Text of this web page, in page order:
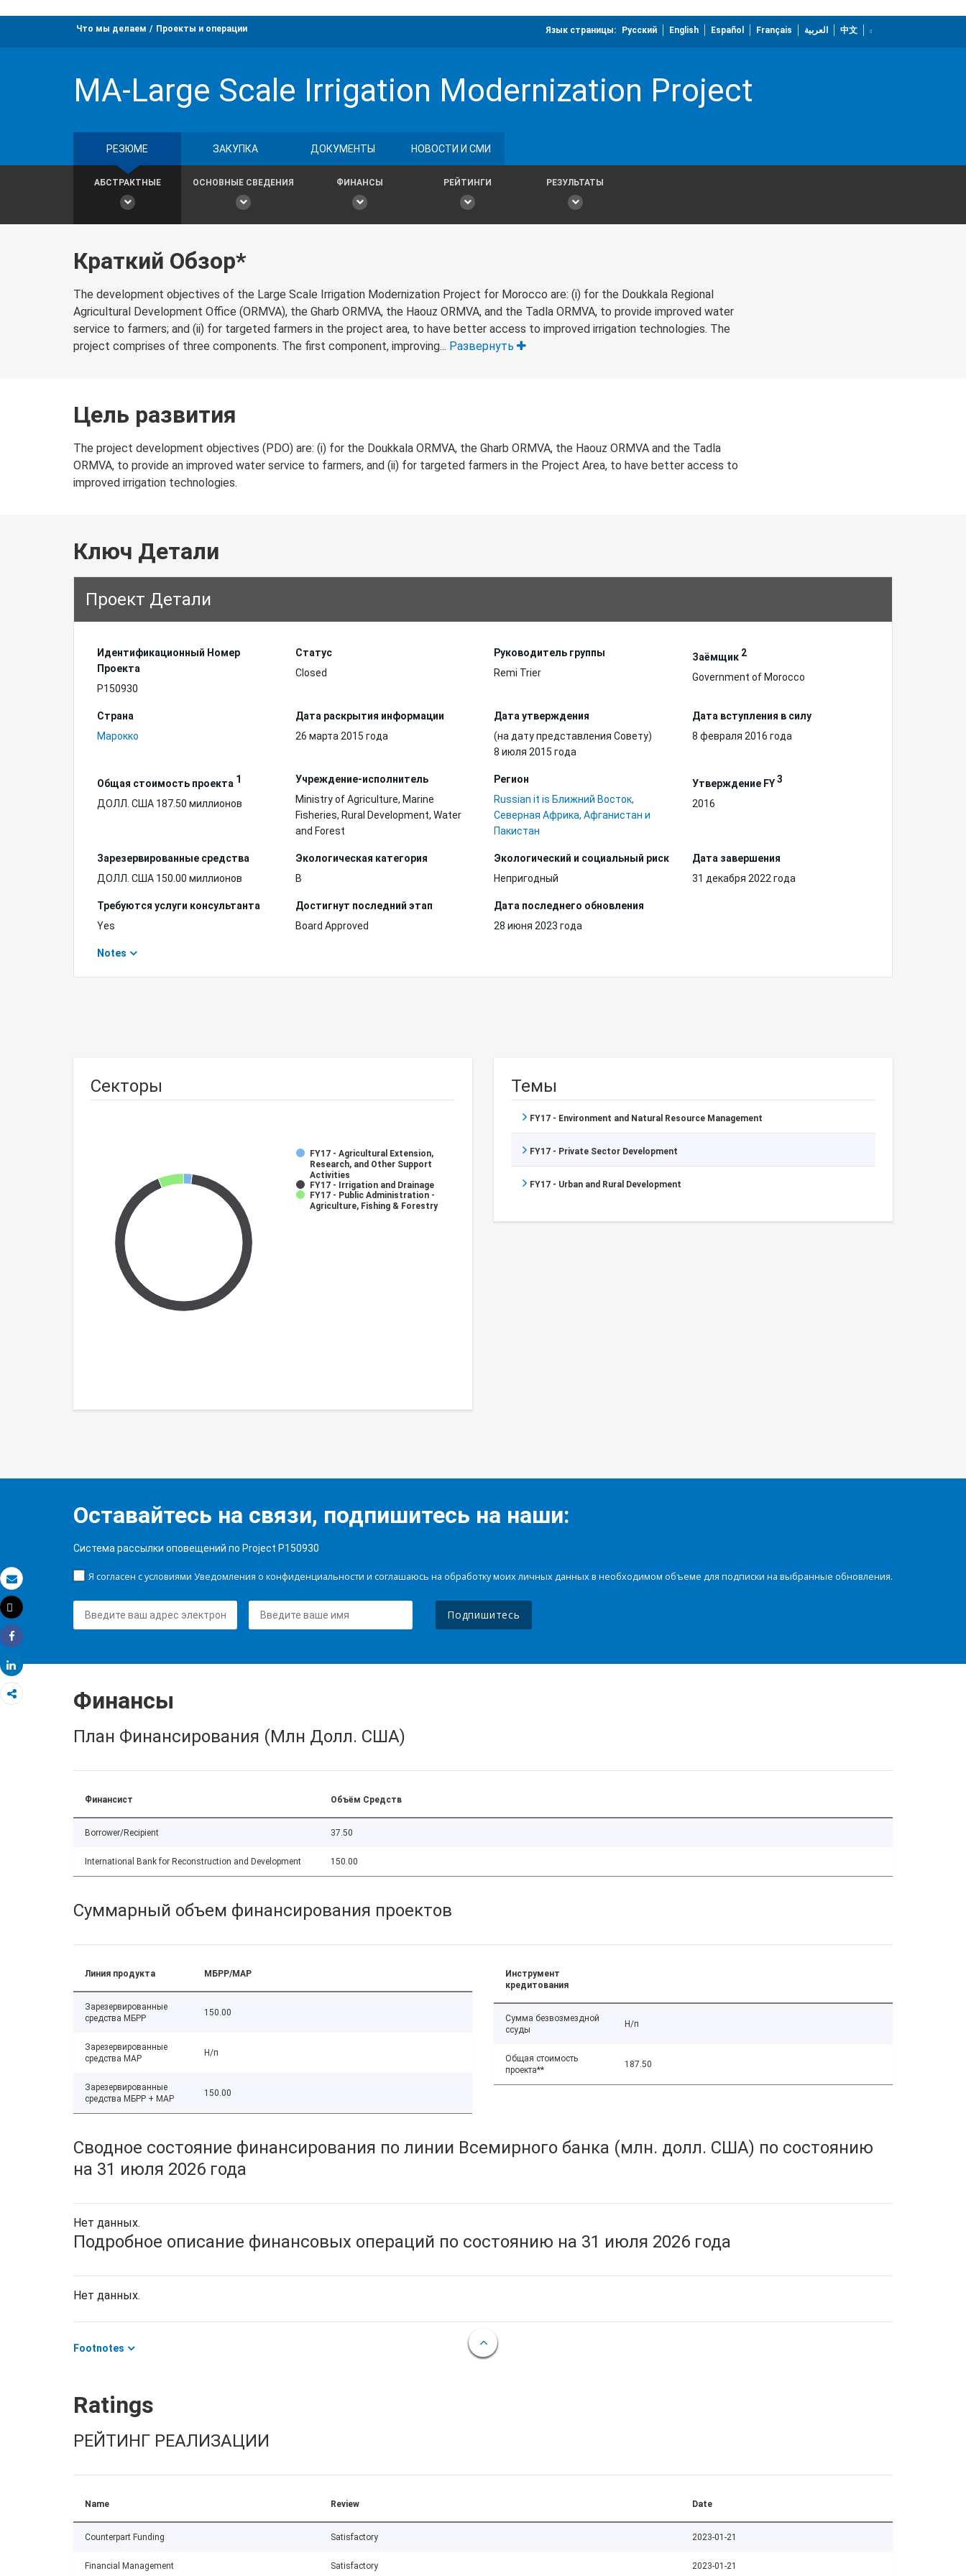
Электронная почта
Распечатать
Tweet
Share
Share
Что мы делаем Проекты и операции Язык страницы: Русский English Español Français العربية 中文
MA-Large Scale Irrigation Modernization Project
РЕЗЮМЕ ЗАКУПКА ДОКУМЕНТЫ НОВОСТИ И СМИ
АБСТРАКТНЫЕ ОСНОВНЫЕ СВЕДЕНИЯ ФИНАНСЫ РЕЙТИНГИ РЕЗУЛЬТАТЫ
Краткий Обзор*
The development objectives of the Large Scale Irrigation Modernization Project for Morocco are: (i) for the Doukkala Regional
Agricultural Development Office (ORMVA), the Gharb ORMVA, the Haouz ORMVA, and the Tadla ORMVA, to provide improved water
service to farmers; and (ii) for targeted farmers in the project area, to have better access to improved irrigation technologies. The
project comprises of three components. The first component, improving... Развернуть
Цель развития
The project development objectives (PDO) are: (i) for the Doukkala ORMVA, the Gharb ORMVA, the Haouz ORMVA and the Tadla
ORMVA, to provide an improved water service to farmers, and (ii) for targeted farmers in the Project Area, to have better access to
improved irrigation technologies.
Ключ Детали
Проект Детали
Идентификационный Hомер
Проекта
P150930
Статус
Closed
Руководитель группы
Remi Trier
Заёмщик 2
Government of Morocco
Страна
Марокко
Дата раскрытия информации
26 марта 2015 года
Дата утверждения
(на дату представления Совету)
8 июля 2015 года
Дата вступления в силу
8 февраля 2016 года
Общая стоимость проекта 1
ДОЛЛ. США 187.50 миллионов
Учреждение-исполнитель
Ministry of Agriculture, Marine
Fisheries, Rural Development, Water
and Forest
Регион
Russian it is Ближний Восток,
Северная Африка, Афганистан и
Пакистан
Утверждение FY3
2016
Зарезервированные средства
ДОЛЛ. США 150.00 миллионов
Экологическая категория
B
Экологический и социальный риск
Непригодный
Дата завершения
31 декабря 2022 года
Требуются услуги консультанта
Yes
Достигнут последний этап
Board Approved
Дата последнего обновления
28 июня 2023 года
Notes
Секторы
FY17 - Agricultural Extension,
Research, and Other Support
Activities
FY17 - Irrigation and Drainage
FY17 - Public Administration -
Agriculture, Fishing & Forestry
Темы
FY17 - Environment and Natural Resource Management
FY17 - Private Sector Development
FY17 - Urban and Rural Development
Оставайтесь на связи, подпишитесь на наши:
Система рассылки оповещений по Project P150930
Я согласен с условиями Уведомления о конфиденциальности и соглашаюсь на обработку моих личных данных в необходимом объеме для подписки на выбранные обновления.
Подпишитесь
Финансы
План Финансирования (Млн Долл. США)
Финансист Объём Средств
Borrower/Recipient 37.50
International Bank for Reconstruction and Development 150.00
Суммарный объем финансирования проектов
Линия продукта МБРР/МАР
Зарезервированные
средства МБРР
150.00
Зарезервированные
средства МАР
Н/п
Зарезервированные
средства МБРР + МАР
150.00
Инструмент
кредитования
Сумма безвозмездной
ссуды
Н/п
Общая стоимость
проекта**
187.50
Сводное состояние финансирования по линии Всемирного банка (млн. долл. США) по состоянию
на 31 июля 2026 года
Нет данных.
Подробное описание финансовых операций по состоянию на 31 июля 2026 года
Нет данных.
Footnotes
Ratings
РЕЙТИНГ РЕАЛИЗАЦИИ
Name Review Date
Counterpart Funding Satisfactory 2023-01-21
Financial Management Satisfactory 2023-01-21